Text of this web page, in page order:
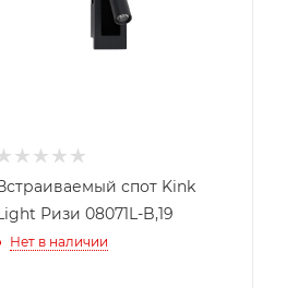
спот Kink
Ризи 08071L-B,19
Нет в наличии